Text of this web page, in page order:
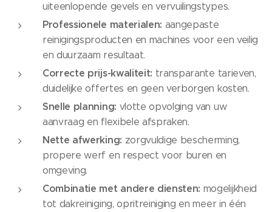
uiteenlopende gevels en vervuilingstypes.
Professionele materialen: aangepaste
reinigingsproducten en machines voor een veilig
en duurzaam resultaat.
Correcte prijs-kwaliteit: transparante tarieven,
duidelijke offertes en geen verborgen kosten.
Snelle planning: vlotte opvolging van uw
aanvraag en flexibele afspraken.
Nette afwerking: zorgvuldige bescherming,
propere werf en respect voor buren en
omgeving.
Combinatie met andere diensten: mogelijkheid
tot dakreiniging, opritreiniging en meer in één